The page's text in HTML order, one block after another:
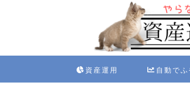
資産運用 自動でふ